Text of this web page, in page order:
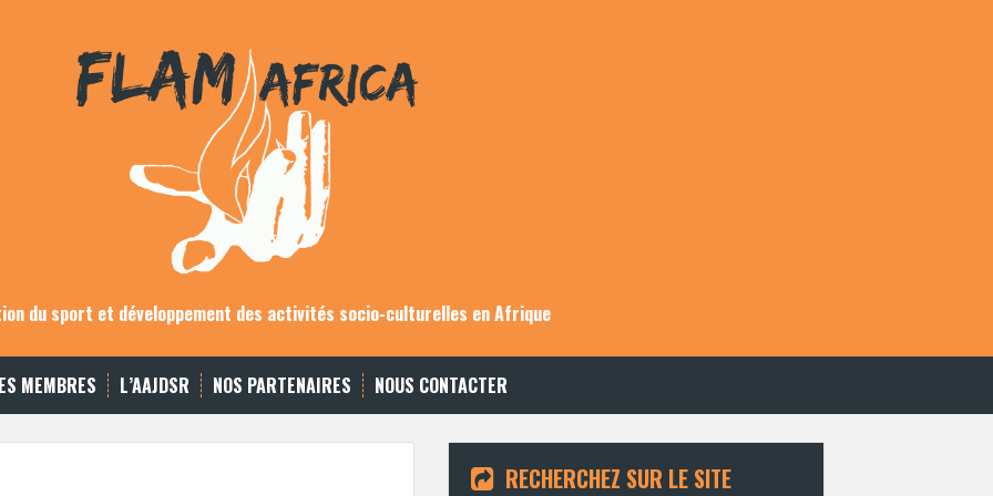
du sport et développement des activités socio-culturelles en Afrique
MEMBRES L’AAJDSR NOS PARTENAIRES NOUS CONTACTER
RECHERCHEZ SUR LE SITE